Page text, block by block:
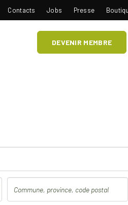
Contacts Jobs Presse
DEVENIR MEMBRE